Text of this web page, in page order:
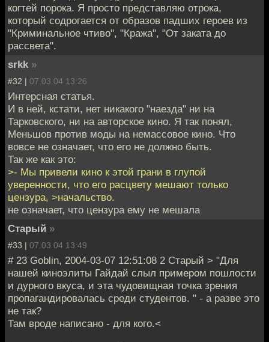
когтей порока. Я просто представляю отрока,
который содрогается от образов падших героев из
"Криминальное чтиво", "Кража", "От заката до
рассвета".
srkk »
#32 | 07.03.04 13:26
Интерсная статья.
И в ней, кстати, нет никакого "наезда" ни на
Тарковского, ни на авторское кино. Я так понял,
Меньшов против моды на немассовое кино. Что
вовсе не означает, что его не должно быть.
Так же как это:
>- Мы привели кино к этой грани в глупой
уверенности, что его расцвету мешают только
цензура, >начальство.
не означает, что цензура ему не мешала
Старый »
#33 | 07.03.04 13:49
# 23 Goblin, 2004-03-07 12:51:08 2 Старый > "Для
нашей киноэлиты Гайдай слыл примером пошлости
и дурного вкуса, и эта чудовищная точка зрения
пропагандировалась среди студентов. " - а разве это
не так?
Там вроде написано - для кого.<